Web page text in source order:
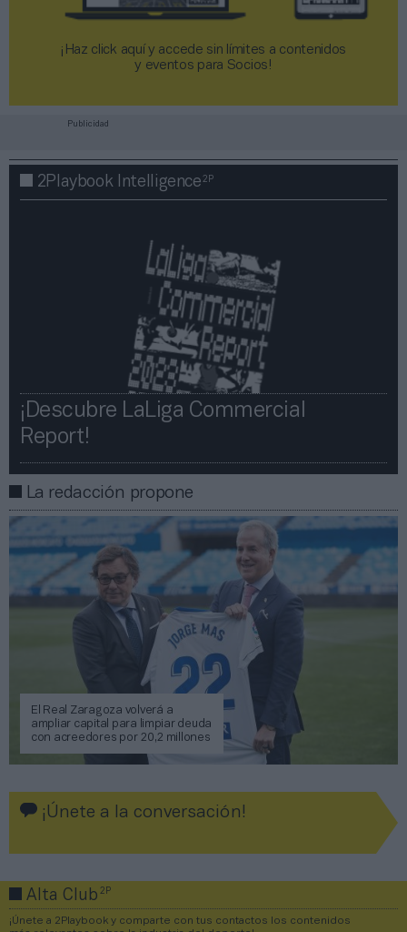
¡Haz click aquí y accede sin límites a contenidos
y eventos para Socios!​​​​​​​
Publicidad
2Playbook Intelligence2P
¡Descubre LaLiga Commercial
Report!​​
La redacción propone
El Real Zaragoza volverá a
ampliar capital para limpiar deuda
con acreedores por 20,2 millones
¡Únete a la conversación!
Alta Club2P
¡Únete a 2Playbook y comparte con tus contactos los contenidos